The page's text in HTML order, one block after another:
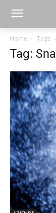
Home Tags
Tag: